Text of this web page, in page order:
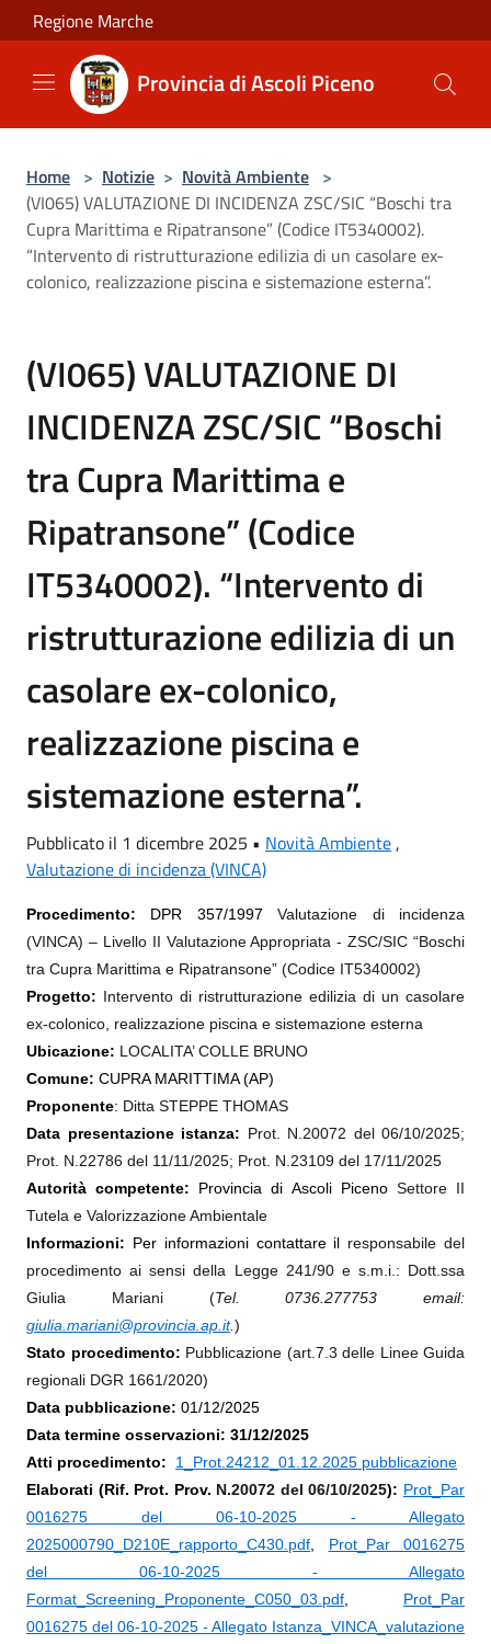
Salta al contenuto principale
Regione Marche
Provincia di Ascoli Piceno
Home > Notizie > Novità Ambiente >
(VI065) VALUTAZIONE DI INCIDENZA ZSC/SIC “Boschi tra
Cupra Marittima e Ripatransone” (Codice IT5340002).
“Intervento di ristrutturazione edilizia di un casolare ex-
colonico, realizzazione piscina e sistemazione esterna”.
(VI065) VALUTAZIONE DI
INCIDENZA ZSC/SIC “Boschi
tra Cupra Marittima e
Ripatransone” (Codice
IT5340002). “Intervento di
ristrutturazione edilizia di un
casolare ex-colonico,
realizzazione piscina e
sistemazione esterna”.
Pubblicato il 1 dicembre 2025 • Novità Ambiente,
Valutazione di incidenza (VINCA)
Procedimento: DPR 357/1997Valutazione di incidenza
(VINCA) – Livello II Valutazione Appropriata - ZSC/SIC “Boschi
tra Cupra Marittima e Ripatransone” (Codice IT5340002)
Progetto: Intervento di ristrutturazione edilizia di un casolare
ex-colonico, realizzazione piscina e sistemazione esterna
Ubicazione: LOCALITA’COLLE BRUNO
Comune: CUPRA MARITTIMA (AP)
Proponente: Ditta STEPPE THOMAS
Data presentazione istanza: Prot. N.20072 del 06/10/2025;
Prot. N.22786 del 11/11/2025; Prot. N.23109 del 17/11/2025
Autorità competente: Provincia di Ascoli Piceno Settore II
Tutela e Valorizzazione Ambientale
Informazioni: Per informazioni contattare il responsabile del
procedimento ai sensi della Legge 241/90 e s.m.i.: Dott.ssa
Giulia Mariani (Tel. 0736.277753 email:
giulia.mariani@provincia.ap.it.)
Stato procedimento: Pubblicazione (art.7.3 delle Linee Guida
regionali DGR 1661/2020)
Data pubblicazione: 01/12/2025
Data termine osservazioni: 31/12/2025
Atti procedimento: 1_Prot.24212_01.12.2025 pubblicazione
Elaborati (Rif. Prot. Prov. N.20072 del 06/10/2025): Prot_Par
0016275 del 06-10-2025 - Allegato
2025000790_D210E_rapporto_C430.pdf
Prot_Par 0016275
del 06-10-2025 - Allegato
Format_Screening_Proponente_C050_03.pdf
Prot_Par
0016275 del 06-10-2025 - Allegato Istanza_VINCA_valutazione